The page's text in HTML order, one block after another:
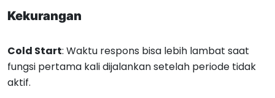
Kekurangan
Cold Start: Waktu respons bisa lebih lambat saat
fungsi pertama kali dijalankan setelah periode tidak
aktif.